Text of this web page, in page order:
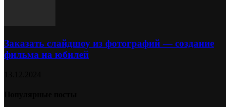
Заказать слайдшоу из фотографий — создание
фильма на юбилей